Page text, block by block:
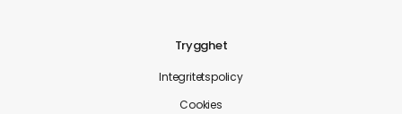
Trygghet
Integritetspolicy
Cookies